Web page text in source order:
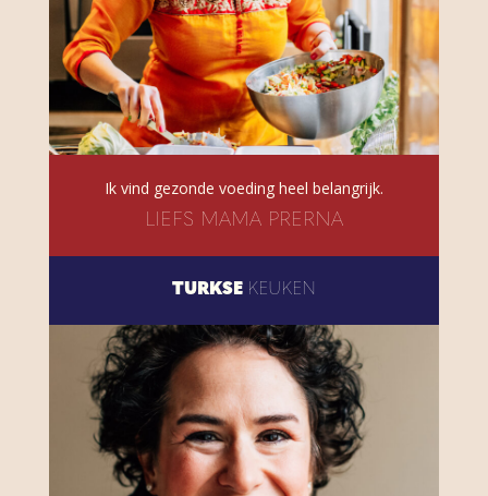
Ik vind gezonde voeding heel belangrijk.
LIEFS MAMA PRERNA
TURKSE KEUKEN